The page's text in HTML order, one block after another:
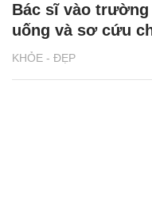
KHỎE - ĐẸP
Bác sĩ vào
uống và sơ cứu